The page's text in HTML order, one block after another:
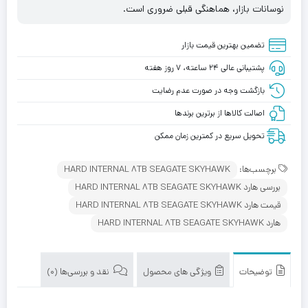
نوسانات بازار، هماهنگی قبلی ضروری است.
تضمین بهترین قیمت بازار
پشتیبانی عالی ۲۴ ساعته، ۷ روز هفته
بازگشت وجه در صورت عدم رضایت
اصالت کالاها از برترین برندها
تحویل سریع در کمترین زمان ممکن
برچسب‌ها:
HARD INTERNAL 8TB SEAGATE SKYHAWK
بررسی هارد HARD INTERNAL 8TB SEAGATE SKYHAWK
قیمت هارد HARD INTERNAL 8TB SEAGATE SKYHAWK
هارد HARD INTERNAL 8TB SEAGATE SKYHAWK
توضیحات ویژگی های محصول نقد و بررسی‌ها (0)